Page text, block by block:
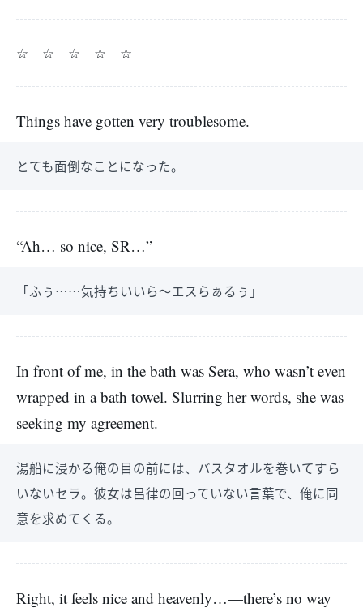
☆ ☆ ☆ ☆ ☆
Things have gotten very troublesome.
とても面倒なことになった。
“Ah… so nice, SR…”
「ふぅ……気持ちいいら～エスらぁるぅ」
In front of me, in the bath was Sera, who wasn’t even
wrapped in a bath towel. Slurring her words, she was
seeking my agreement.
湯船に浸かる俺の目の前には、バスタオルを巻いてすら
いないセラ。彼女は呂律の回っていない言葉で、俺に同
意を求めてくる。
Right, it feels nice and heavenly…—there’s no way